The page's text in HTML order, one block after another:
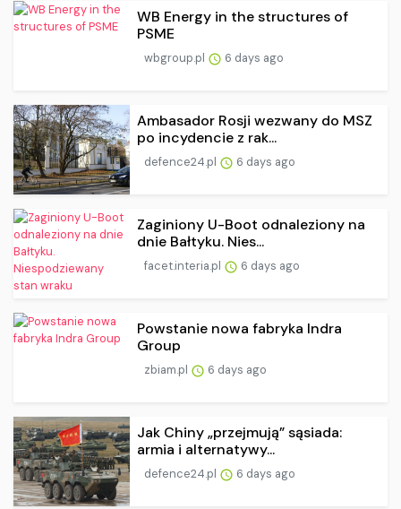
WB Energy in the structures of
PSME
wbgroup.pl 6 days ago
Ambasador Rosji wezwany do MSZ
po incydencie z rak...
defence24.pl 6 days ago
Zaginiony U-Boot odnaleziony na
dnie Bałtyku. Nies...
facet.interia.pl 6 days ago
Powstanie nowa fabryka Indra
Group
zbiam.pl 6 days ago
Jak Chiny „przejmują” sąsiada:
armia i alternatywy...
defence24.pl 6 days ago